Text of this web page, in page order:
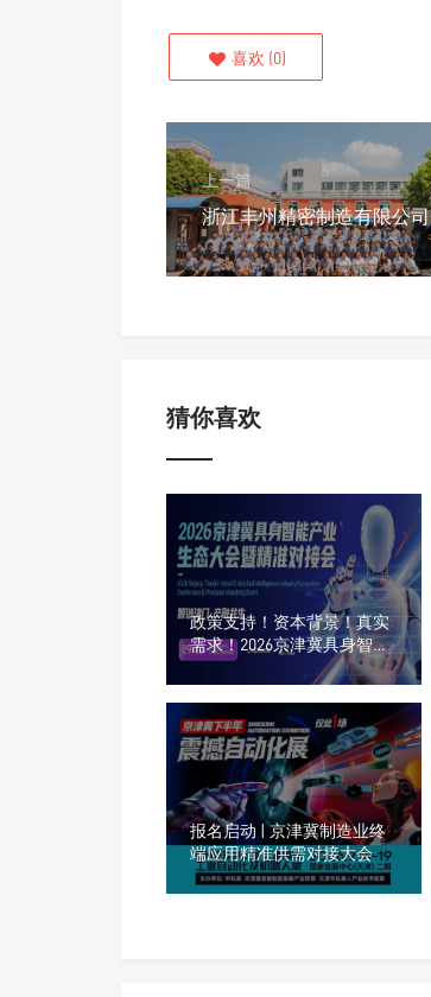
喜欢 (0)
上一篇
浙江丰州精密制造有限公司
猜你喜欢
政策支持！资本背景！真实
需求！2026京津冀具身智能
产业生态大会暨精准对接会
报名启动 | 京津冀制造业终
端应用精准供需对接大会